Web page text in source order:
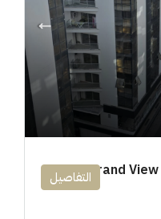
التفاصيل